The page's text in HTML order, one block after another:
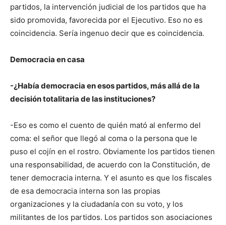
partidos, la intervención judicial de los partidos que ha
sido promovida, favorecida por el Ejecutivo. Eso no es
coincidencia. Sería ingenuo decir que es coincidencia.
Democracia en casa
-¿Había democracia en esos partidos, más allá de la
decisión totalitaria de las instituciones?
-Eso es como el cuento de quién mató al enfermo del
coma: el señor que llegó al coma o la persona que le
puso el cojín en el rostro. Obviamente los partidos tienen
una responsabilidad, de acuerdo con la Constitución, de
tener democracia interna. Y el asunto es que los fiscales
de esa democracia interna son las propias
organizaciones y la ciudadanía con su voto, y los
militantes de los partidos. Los partidos son asociaciones